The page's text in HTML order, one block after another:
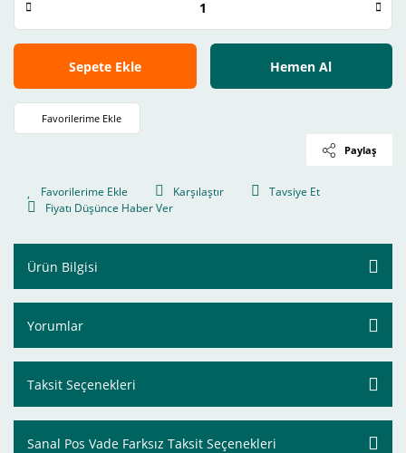
Sepete Ekle Hemen Al
Paylaş
Karşılaştır
Tavsiye Et
Fiyatı Düşünce Haber Ver
Ürün Bilgisi
Yorumlar
Taksit Seçenekleri
Sanal Pos Vade Farksız Taksit Seçenekleri